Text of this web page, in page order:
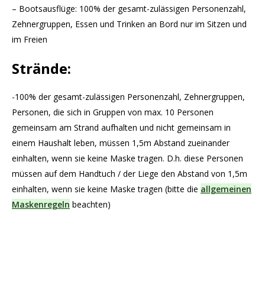
– Bootsausflüge: 100% der gesamt-zulässigen Personenzahl,
Zehnergruppen, Essen und Trinken an Bord nur im Sitzen und
im Freien
Strände:
-100% der gesamt-zulässigen Personenzahl, Zehnergruppen,
Personen, die sich in Gruppen von max. 10 Personen
gemeinsam am Strand aufhalten und nicht gemeinsam in
einem Haushalt leben, müssen 1,5m Abstand zueinander
einhalten, wenn sie keine Maske tragen. D.h. diese Personen
müssen auf dem Handtuch / der Liege den Abstand von 1,5m
einhalten, wenn sie keine Maske tragen (bitte die allgemeinen
Maskenregeln beachten)